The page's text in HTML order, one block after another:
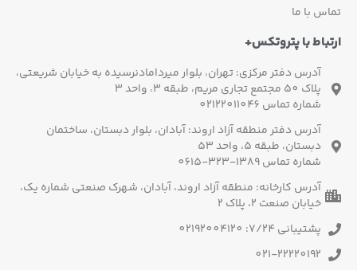
با ما
با پتروتکس+
آدرس دفتر مرکزی: تهران، بلوار میردامادنرسیده به خیابان شریعتی،
پلاک 50 مجتمع تجاری مریم، طبقه 3، واحد 3
شماره تماس 02122011046
آدرس دفتر منطقه آزاد اروند: آبادان، بلوار دبستان، ساختمان
دبستان، طبقه 5، واحد 53
شماره تماس 1389-323-0615
آدرس کارخانه: منطقه آزاد اروند، آبادان، شهرک صنعتی شماره یک،
خیابان صنعت 2، پلاک 2
پشتیبانی 7/24: 02192004120
021-22220192